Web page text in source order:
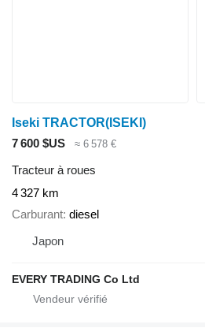
Iseki TRACTOR(ISEKI)
7 600 $US
≈ 6 578 €
Tracteur à roues
4 327 km
Carburant diesel
Japon
EVERY TRADING Co Ltd